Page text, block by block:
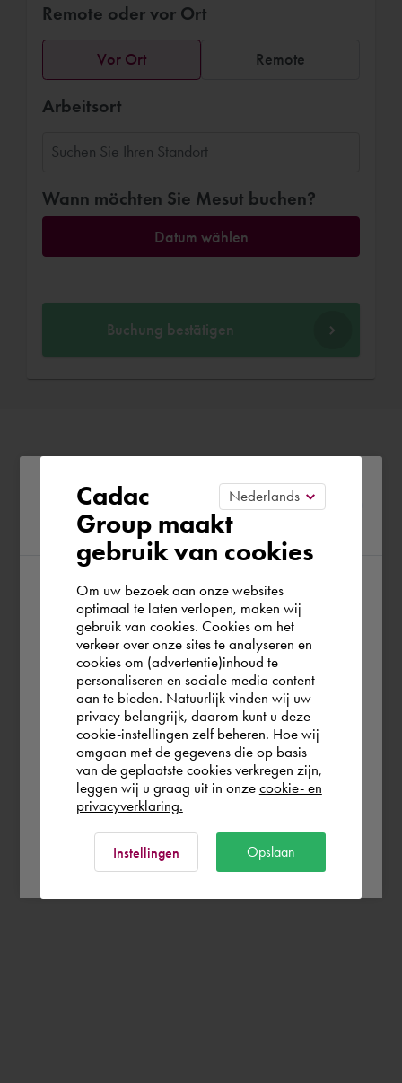
Remote oder vor Ort
Vor Ort Remote
Arbeitsort
Wann möchten Sie Mesut buchen?
Datum wählen
Buchung bestätigen
Please confirm your current
region
According to us you are situated in Rest of
the world. Please confirm in which country
you wish to shop.
Schweiz
Rest of the world
Cadac
Group maakt
gebruik van cookies
Om uw bezoek aan onze websites
optimaal te laten verlopen, maken wij
gebruik van cookies. Cookies om het
verkeer over onze sites te analyseren en
cookies om (advertentie)inhoud te
personaliseren en sociale media content
aan te bieden. Natuurlijk vinden wij uw
privacy belangrijk, daarom kunt u deze
cookie-instellingen zelf beheren. Hoe wij
omgaan met de gegevens die op basis
van de geplaatste cookies verkregen zijn,
leggen wij u graag uit in onze cookie- en
privacyverklaring.
Instellingen Opslaan